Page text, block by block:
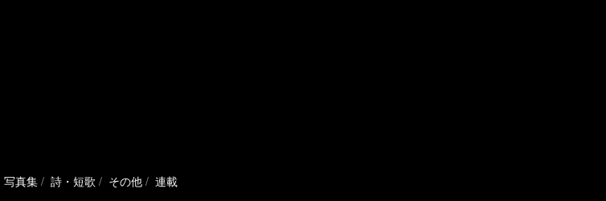
写真集 詩・短歌 その他 連載